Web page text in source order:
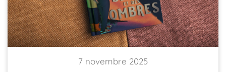
7 novembre 2025